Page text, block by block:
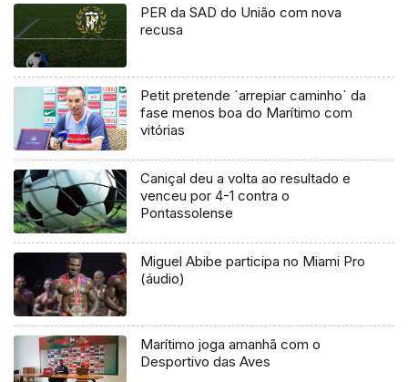
PER da SAD do União com nova
recusa
Petit pretende `arrepiar caminho` da
fase menos boa do Marítimo com
vitórias
Caniçal deu a volta ao resultado e
venceu por 4-1 contra o
Pontassolense
Miguel Abibe participa no Miami Pro
(áudio)
Marítimo joga amanhã com o
Desportivo das Aves